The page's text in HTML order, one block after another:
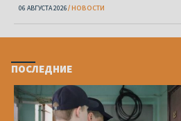
06 АВГУСТА 2026 НОВОСТИ
ПОСЛЕДНИЕ